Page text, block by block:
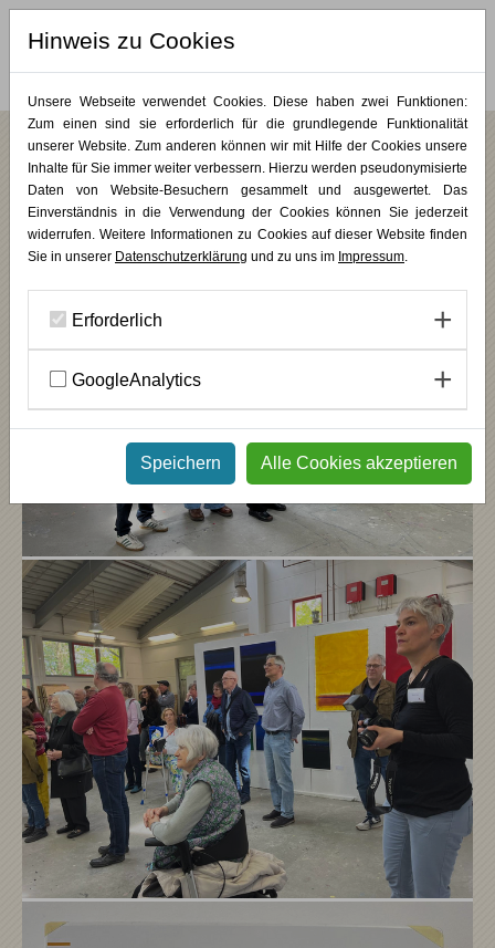
MERKLISTE (0)
OPEN! Alanus Werkhaus - Erste
Impressionen eines tollen Tages
Hinweis zu Cookies
Unsere Webseite verwendet Cookies. Diese haben zwei Funktionen:
Zum einen sind sie erforderlich für die grundlegende Funktionalität
unserer Website. Zum anderen können wir mit Hilfe der Cookies unsere
Inhalte für Sie immer weiter verbessern. Hierzu werden pseudonymisierte
Daten von Website-Besuchern gesammelt und ausgewertet. Das
Einverständnis in die Verwendung der Cookies können Sie jederzeit
widerrufen. Weitere Informationen zu Cookies auf dieser Website finden
Sie in unserer Datenschutzerklärung und zu uns im Impressum.
Erforderlich
GoogleAnalytics
Speichern Alle Cookies akzeptieren